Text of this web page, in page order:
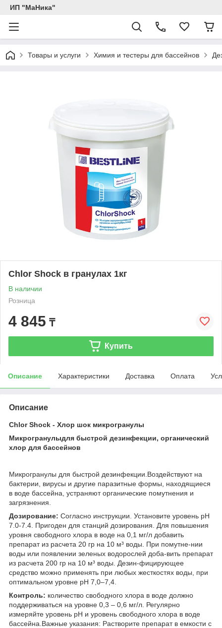
ИП "МаНика"
Товары и услуги Химия и тестеры для бассейнов
Chlor Shock в гранулах 1кг
В наличии
Розница
4 845 ₸
Купить
Описание Характеристики Доставка Оплата
Описание
Chlor Shock - Хлор шок микрогранулы
Микрогранулыдля быстрой дезинфекции, органический
хлор для бассейнов
Микрогранулы для быстрой дезинфекции.Воздействуют на
бактерии, вирусы и другие паразитные формы, находящиеся
в воде бассейна, устраняют органические помутнения и
загрязнения.
Дозирование: Согласно инструкции. Установите уровень рН
7.0-7.4. Пригоден для станций дозирования. Для повышения
уровня свободного хлора в воде на 0,1 мг/л добавить
препарат из расчета 20 гр на 10 м³ воды. При помутне-нии
воды или появлении зеленых водорослей доба-вить препарат
из расчета 200 гр на 10 м³ воды. Дезин-фицирующее
средство можно применять при любых жесткостях воды, при
оптимальном уровне pH 7,0–7,4.
Контроль: количество свободного хлора в воде должно
поддерживаться на уровне 0,3 – 0,6 мг/л. Регулярно
измеряйте уровень pH и уровень свободного хлора в воде
бассейна.Важные указания: Растворите препарат в емкости с